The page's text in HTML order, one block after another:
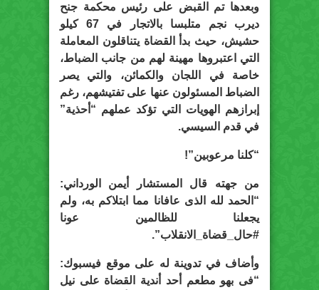
وبعدها تم القبض على رئيس محكمة جنح
ديرب نجم متلبسا بالاتجار في 67 كيلو
حشيش، حيث بدأ القضاة يتناقلون المعاملة
التي اعتبروها مهينة لهم من جانب الضباط،
خاصة في اللجان والكمائن، والتي يصر
الضباط المسئولون عنها على تفتيشهم، رغم
إبرازهم الهويات التي تؤكد عملهم “أحذية”
في قدم السيسي.
“كلنا مرعوبين”!
من جهته قال المستشار أيمن الورداني:
“الحمد لله الذى عافانا مما ابتلاكم به، ولم
يجعلنا للظالمين عونا
#حال_قضاة_الانقلاب”.
وأضاف في تدوينة له على موقع فيسبوك:
“فى بهو مطعم أحد أندية القضاة على نيل